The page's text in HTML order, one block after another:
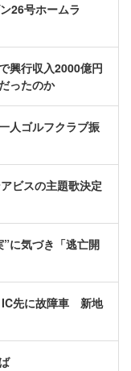
26号ホームラ
興行収入2000億円
ったのか
人ゴルフクラブ振
ビスの主題歌決定
”に気づき「逃亡開
IC先に故障車 新地